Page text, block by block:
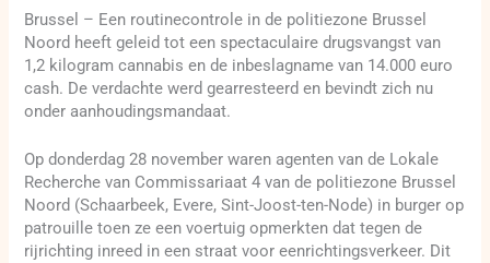
Brussel – Een routinecontrole in de politiezone Brussel
Noord heeft geleid tot een spectaculaire drugsvangst van
1,2 kilogram cannabis en de inbeslagname van 14.000 euro
cash. De verdachte werd gearresteerd en bevindt zich nu
onder aanhoudingsmandaat.
Op donderdag 28 november waren agenten van de Lokale
Recherche van Commissariaat 4 van de politiezone Brussel
Noord (Schaarbeek, Evere, Sint-Joost-ten-Node) in burger op
patrouille toen ze een voertuig opmerkten dat tegen de
rijrichting inreed in een straat voor eenrichtingsverkeer. Dit